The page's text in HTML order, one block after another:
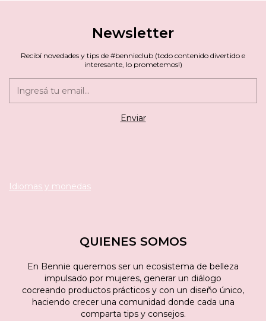
Newsletter
Recibí novedades y tips de #bennieclub (todo contenido divertido e
interesante, lo prometemos!)
Idiomas y monedas
QUIENES SOMOS
En Bennie queremos ser un ecosistema de belleza
impulsado por mujeres, generar un diálogo
cocreando productos prácticos y con un diseño único,
haciendo crecer una comunidad donde cada una
comparta tips y consejos.